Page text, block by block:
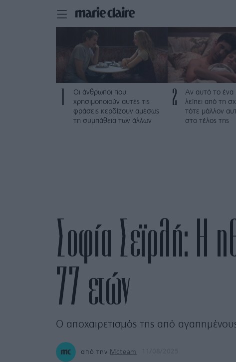
Οι άνθρωποι που
χρησιμοποιούν αυτές τις
φράσεις κερδίζουν αμέσως
τη συμπάθεια των άλλων
2
Αν αυτό το ένα
λείπει από τη
τότε μάλλον
στο τέλος της
Σοφία Σεϊρλή: Η
77 ετών
Ο αποχαιρετισμός της από
από την Mcteam